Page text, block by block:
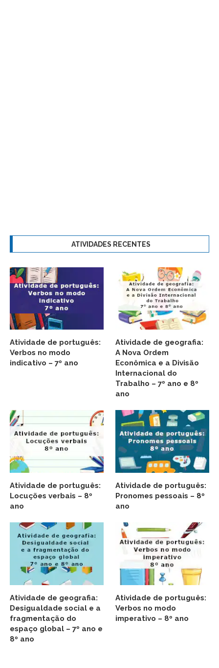
ATIVIDADES RECENTES
Atividade de português:
Verbos no modo
indicativo – 7º ano
Atividade de geografia:
A Nova Ordem
Econômica e a Divisão
Internacional do
Trabalho – 7º ano e 8º
ano
Atividade de português:
Locuções verbais – 8º
ano
Atividade de português:
Pronomes pessoais – 8º
ano
Atividade de geografia:
Desigualdade social e a
fragmentação do
espaço global – 7º ano e
8º ano
Atividade de português:
Verbos no modo
imperativo – 8º ano